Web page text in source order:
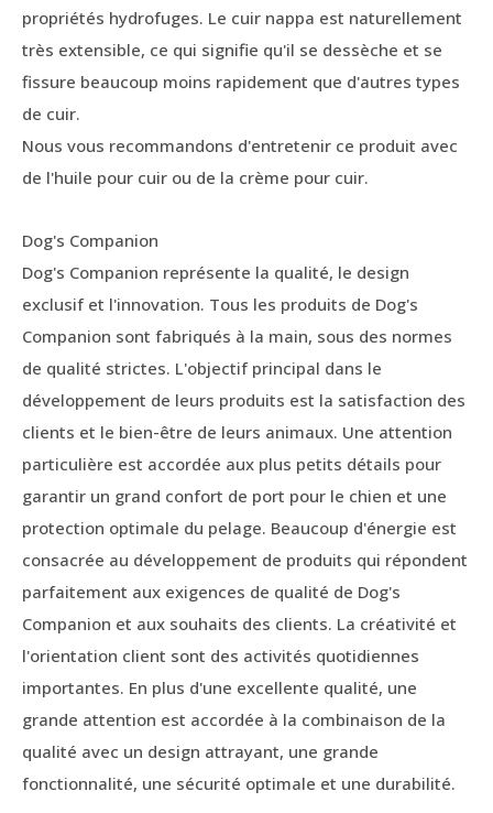
propriétés hydrofuges. Le cuir nappa est naturellement
très extensible, ce qui signifie qu'il se dessèche et se
fissure beaucoup moins rapidement que d'autres types
de cuir.
Nous vous recommandons d'entretenir ce produit avec
de l'huile pour cuir ou de la crème pour cuir.
Dog's Companion
Dog's Companion représente la qualité, le design
exclusif et l'innovation. Tous les produits de Dog's
Companion sont fabriqués à la main, sous des normes
de qualité strictes. L'objectif principal dans le
développement de leurs produits est la satisfaction des
clients et le bien-être de leurs animaux. Une attention
particulière est accordée aux plus petits détails pour
garantir un grand confort de port pour le chien et une
protection optimale du pelage. Beaucoup d'énergie est
consacrée au développement de produits qui répondent
parfaitement aux exigences de qualité de Dog's
Companion et aux souhaits des clients. La créativité et
l'orientation client sont des activités quotidiennes
importantes. En plus d'une excellente qualité, une
grande attention est accordée à la combinaison de la
qualité avec un design attrayant, une grande
fonctionnalité, une sécurité optimale et une durabilité.